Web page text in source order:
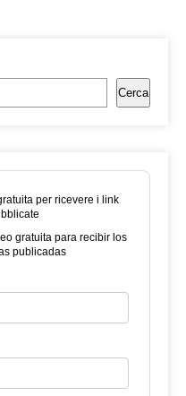
Cerca
per ricevere i link
gratuita para recibir los
publicadas